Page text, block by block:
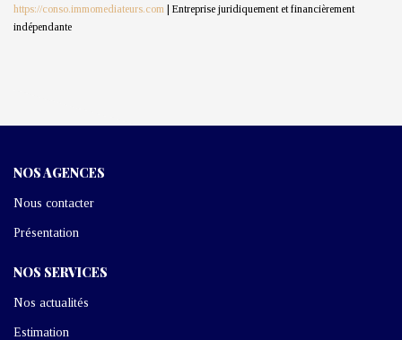
https://conso.immomediateurs.com | Entreprise juridiquement et financièrement
indépendante
NOS AGENCES
Nous contacter
Présentation
NOS SERVICES
Nos actualités
Estimation